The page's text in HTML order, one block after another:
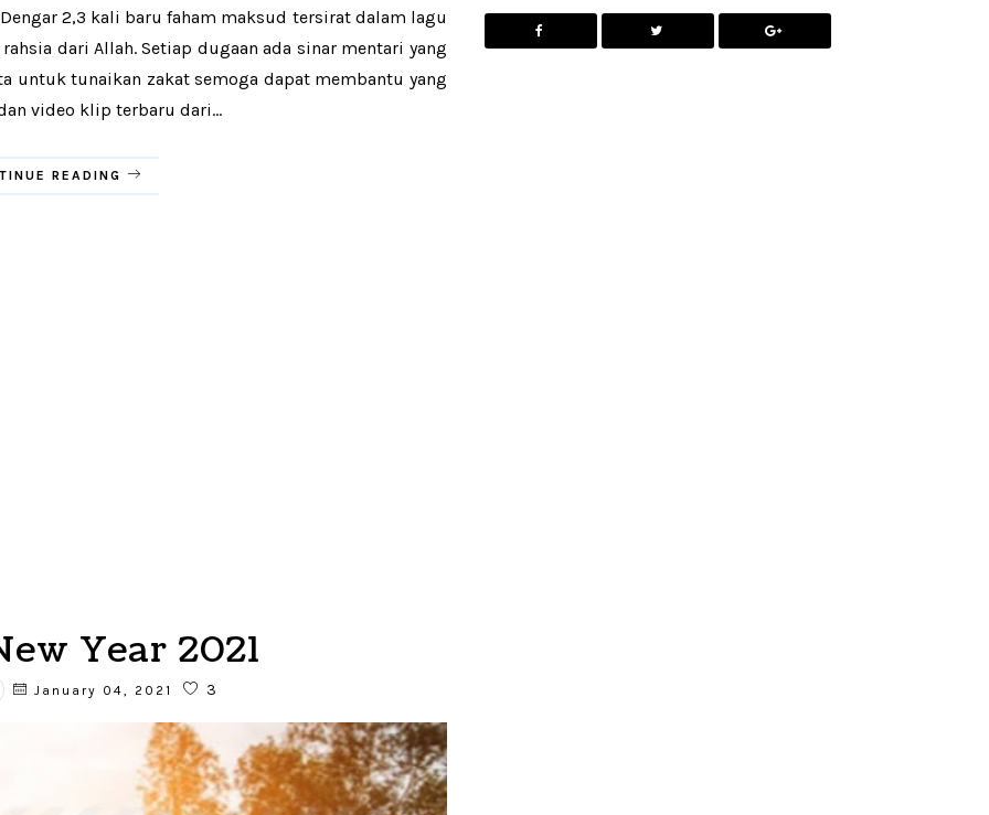
2,3 kali baru faham maksud tersirat dalam lagu
dari Allah. Setiap dugaan ada sinar mentari yang
untuk tunaikan zakat semoga dapat membantu yang
video klip terbaru dari...
READING
Year 2021
January 04, 2021 3